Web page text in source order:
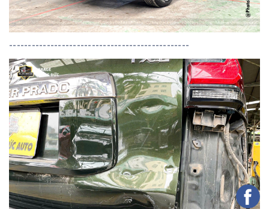
------------------------------------------------